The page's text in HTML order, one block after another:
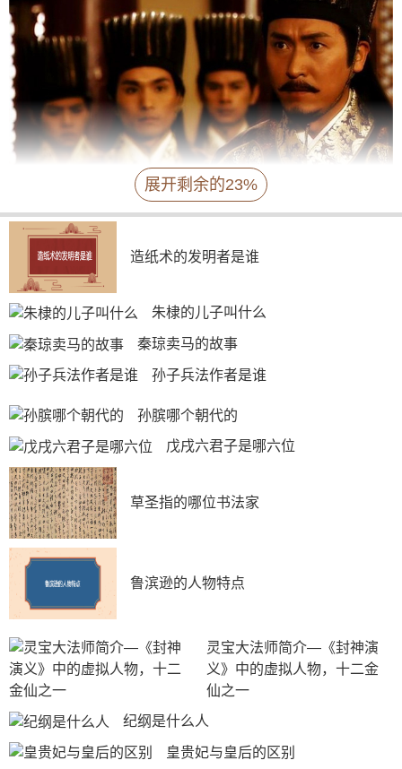
因为明朝燕王朱棣的母亲是谁都没有确切答案，
史上也没有证据表明朱棣的母亲是不是朝鲜人，所以这个
问题的答案更加模糊了。
另外关于三个有可能是朱棣生母人选的资料中，
马皇后是归德府宿州人，位于今河南省商丘市睢阳区商丘
古城，和朝鲜并没有关系。第二个妃说来源于《太常寺
切知道是哪位妃子。第三位元主妃洪吉喇氏是蒙古人，也
和朝鲜没有什么关系，所以朱棣的母亲是朝鲜人吗这个问
展开剩余的23%
造纸术的发明者是谁
朱棣的儿子叫什么
秦琼卖马的故事
孙子兵法作者是谁
孙膑哪个朝代的
戊戌六君子是哪六位
草圣指的哪位书法家
鲁滨逊的人物特点
灵宝大法师简介—《封神演
义》中的虚拟人物，十二金
仙之一
纪纲是什么人
皇贵妃与皇后的区别